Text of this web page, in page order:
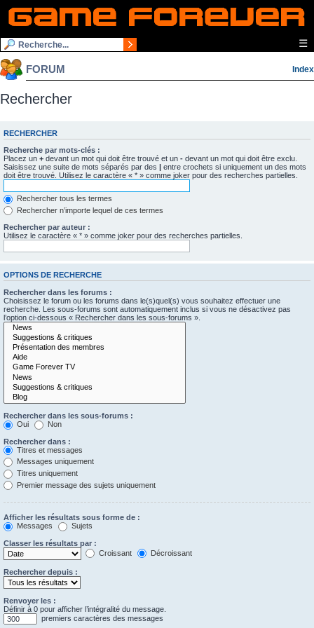
☰
FORUM Index
Rechercher
RECHERCHER
Recherche par mots-clés :
Placez un + devant un mot qui doit être trouvé et un - devant un mot qui doit être exclu.
Saisissez une suite de mots séparés par des | entre crochets si uniquement un des mots
doit être trouvé. Utilisez le caractère « * » comme joker pour des recherches partielles.
Rechercher tous les termes
Rechercher n’importe lequel de ces termes
Rechercher par auteur :
Utilisez le caractère « * » comme joker pour des recherches partielles.
OPTIONS DE RECHERCHE
Rechercher dans les forums :
Choisissez le forum ou les forums dans le(s)quel(s) vous souhaitez effectuer une
recherche. Les sous-forums sont automatiquement inclus si vous ne désactivez pas
l’option ci-dessous « Rechercher dans les sous-forums ».
Rechercher dans les sous-forums :
Oui
Non
Rechercher dans :
Titres et messages
Messages uniquement
Titres uniquement
Premier message des sujets uniquement
Afficher les résultats sous forme de :
Messages
Sujets
Classer les résultats par :
Croissant
Décroissant
Rechercher depuis :
Renvoyer les :
Définir à 0 pour afficher l’intégralité du message.
premiers caractères des messages